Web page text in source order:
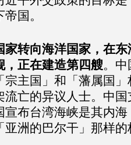
国。
家转向海洋国家，在
，正在建造第四艘。
宗主国」和「藩属国
流亡的异议人士。中
宣布台湾海峡是其内
亚洲的巴尔干」那样